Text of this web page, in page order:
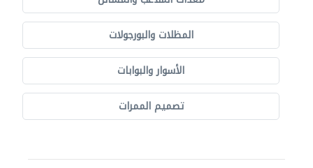
المظلات والبورجولات
الأسوار والبوابات
تصميم الممرات